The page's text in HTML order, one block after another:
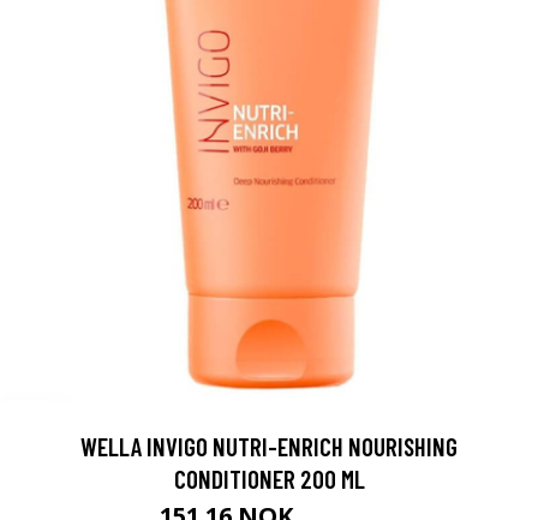
WELLA INVIGO NUTRI-ENRICH NOURISHING
CONDITIONER 200 ML